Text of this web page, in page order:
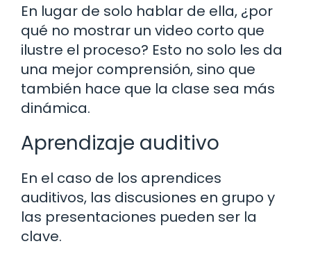
En lugar de solo hablar de ella, ¿por
qué no mostrar un video corto que
ilustre el proceso? Esto no solo les da
una mejor comprensión, sino que
también hace que la clase sea más
dinámica.
Aprendizaje auditivo
En el caso de los aprendices
auditivos, las discusiones en grupo y
las presentaciones pueden ser la
clave.